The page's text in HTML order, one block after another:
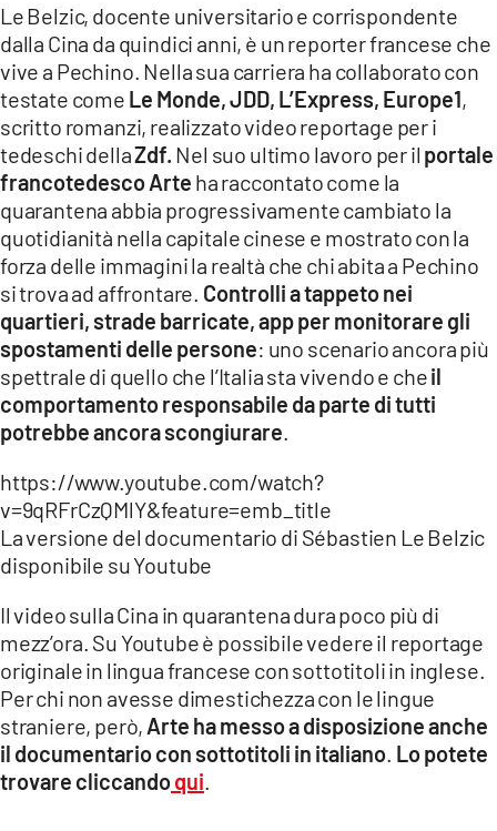
Le Belzic, docente universitario e corrispondente
dalla Cina da quindici anni, è un reporter francese che
vive a Pechino. Nella sua carriera ha collaborato con
testate come Le Monde, JDD, L’Express, Europe1,
scritto romanzi, realizzato video reportage per i
tedeschi dellaZdf. Nel suo ultimo lavoro per il portale
francotedesco Arte ha raccontato come la
quarantena abbia progressivamente cambiato la
quotidianità nella capitale cinese e mostrato con la
forza delle immagini la realtà che chi abita a Pechino
si trova ad affrontare. Controlli a tappeto nei
quartieri, strade barricate, app per monitorare gli
spostamenti delle persone: uno scenario ancora più
spettrale di quello che l’Italia sta vivendo e cheil
comportamento responsabile da parte di tutti
potrebbe ancora scongiurare.
https://www.youtube.com/watch?
v=9qRFrCzQMlY&feature=emb_title
La versione del documentario di Sébastien Le Belzic
disponibile su Youtube
Il video sulla Cina in quarantena dura poco più di
mezz’ora. Su Youtube è possibile vedere il reportage
originale in lingua francese con sottotitoli in inglese.
Per chi non avesse dimestichezza con le lingue
straniere, però, Arte ha messo a disposizione anche
il documentario con sottotitoli in italiano. Lo potete
trovare cliccandoqui.